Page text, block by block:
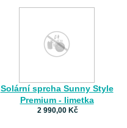
Solární sprcha Sunny Style
Premium - limetka
2 990,00 Kč